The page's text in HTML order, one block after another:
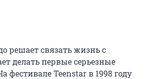
решает связать жизнь с
делать первые серьезные
фестивале Teenstar в 1998 году